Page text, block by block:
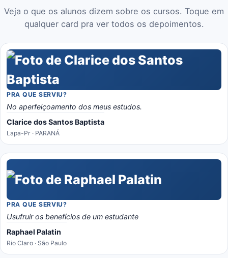
Veja o que os alunos dizem sobre os cursos. Toque em
qualquer card pra ver todos os depoimentos.
PRA QUE SERVIU?
No aperfeiçoamento dos meus estudos.
Clarice dos Santos Baptista
Lapa-Pr · PARANÁ
PRA QUE SERVIU?
Usufruir os benefícios de um estudante
Raphael Palatin
Rio Claro · São Paulo